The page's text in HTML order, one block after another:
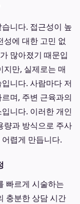
니다. 접근성이 높
성에 대한 고민 없
많아졌기 때문입
지만, 실제로는 매
니다. 사람마다 저
며, 주변 근육과의
니다. 이러한 개인
량과 방식으로 주사
렵게 만듭니다.
빠르게 시술하는
충분한 상담 시간